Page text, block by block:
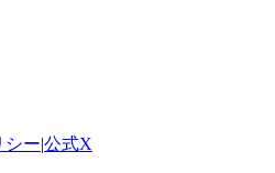
シー|公式X